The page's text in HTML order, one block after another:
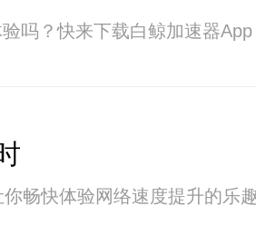
吗？快来下载白鲸加速器
畅快体验网络速度提升的乐趣